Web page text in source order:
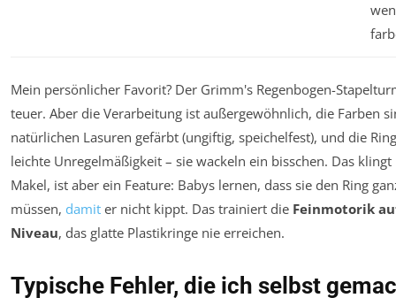
Mein persönlicher Favorit? Der Grimm's Regenbogen-
teuer. Aber die Verarbeitung ist außergewöhnlich, die Farben
natürlichen Lasuren gefärbt (ungiftig, speichelfest), und die
leichte Unregelmäßigkeit – sie wackeln ein bisschen. Das
Makel, ist aber ein Feature: Babys lernen, dass sie den Ring
müssen, damit er nicht kippt. Das trainiert die Feinmotorik
Niveau, das glatte Plastikringe nie erreichen.
Typische Fehler, die ich selbst